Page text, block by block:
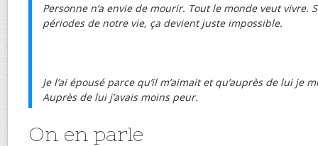
Personne n’a envie de mourir. Tout le monde veut vivre.
périodes de notre vie, ça devient juste impossible.
Je l’ai épousé parce qu’il m’aimait et qu’auprès de lui je
Auprès de lui j’avais moins peur.
On en parle